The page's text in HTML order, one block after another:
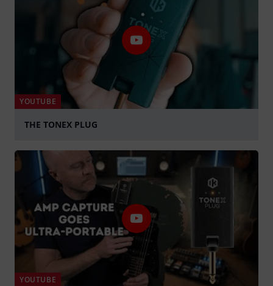
YOUTUBE
THE TONEX PLUG
YOUTUBE